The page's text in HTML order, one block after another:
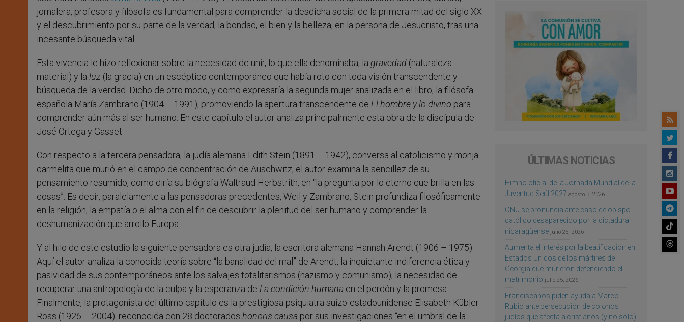
jornalera, profesora y filósofa es fundamental para comprender la desdicha social de la primera mitad del siglo XX
y el descubrimiento por su parte de la verdad, la bondad, el bien y la belleza, en la persona de Jesucristo, tras una
incesante búsqueda vital.
Esta vivencia le hizo reflexionar sobre la necesidad de unir, lo que ella denominaba, la gravedad (naturaleza
material) y la luz (la gracia) en un escéptico contemporáneo que había roto con toda visión transcendente y
búsqueda de la verdad. Dicho de otro modo, y como expresaría la segunda mujer analizada en el libro, la filósofa
española María Zambrano (1904 – 1991), promoviendo la apertura transcendente de El hombre y lo divino para
comprender aún más al ser humano. En este capítulo el autor analiza principalmente esta obra de la discípula de
José Ortega y Gasset.
Con respecto a la tercera pensadora, la judía alemana Edith Stein (1891 – 1942), conversa al catolicismo y monja
carmelita que murió en el campo de concentración de Auschwitz, el autor examina la sencillez de su
pensamiento resumido, como diría su biógrafa Waltraud Herbstrith, en “la pregunta por lo eterno que brilla en las
cosas”. Es decir, paralelamente a las pensadoras precedentes, Weil y Zambrano, Stein profundiza filosóficamente
en la religión, la empatía o el alma con el fin de descubrir la plenitud del ser humano y comprender la
deshumanización que arrolló Europa.
Y al hilo de este estudio la siguiente pensadora es otra judía, la escritora alemana Hannah Arendt (1906 – 1975).
Aquí el autor analiza la conocida teoría sobre “la banalidad del mal” de Arendt, la inquietante indiferencia ética y
pasividad de sus contemporáneos ante los salvajes totalitarismos (nazismo y comunismo), la necesidad de
recuperar una antropología de la culpa y la esperanza de La condición humana en el perdón y la promesa.
Finalmente, la protagonista del último capítulo es la prestigiosa psiquiatra suizo-estadounidense Elisabeth Kübler-
Ross (1926 – 2004): reconocida con 28 doctorados honoris causa por sus investigaciones “en el umbral de la
ÚLTIMAS NOTICIAS
Himno oficial de la Jornada Mundial de la
Juventud Seúl 2027 agosto 3, 2026
ONU se pronuncia ante caso de obispo
católico desaparecido por la dictadura
nicaragüense julio 25, 2026
Aumenta el interés por la beatificación en
Estados Unidos de los mártires de
Georgia que murieron defendiendo el
matrimonio julio 25, 2026
Franciscanos piden ayuda a Marco
Rubio ante persecución de colonos
judíos que afecta a cristianos (y no sólo)